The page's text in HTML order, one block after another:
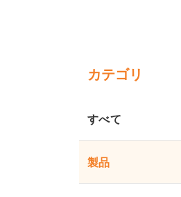
カテゴリ
すべて
製品